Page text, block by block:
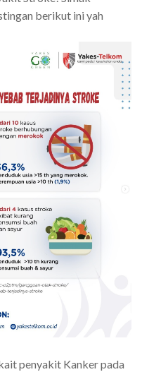
berikut ini yah
penyakit Kanker pada